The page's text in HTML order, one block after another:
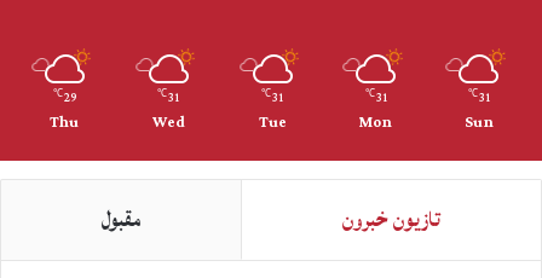
31
℃
Sun
31
℃
Mon
31
℃
Tue
31
℃
Wed
29
℃
Thu
تازيون خبرون مقبول